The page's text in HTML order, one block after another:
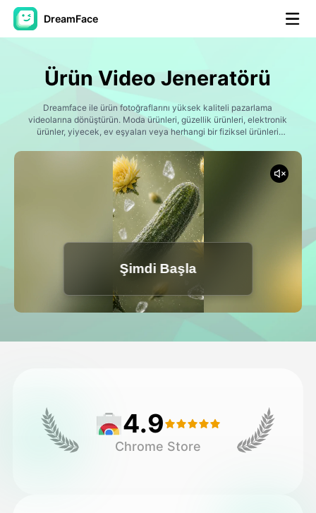
DreamFace
Yapay Zeka Araçları
Avatar Video
AI Video
Tüm araçları görüntüle
Şablonlar
Fotoğraf
Diğer Araçlar
Ürün Video Jeneratörü
Dreamface ile ürün fotoğraflarını yüksek kaliteli pazarlama
videolarına dönüştürün. Moda ürünleri, güzellik ürünleri, elektronik
ürünler, yiyecek, ev eşyaları veya herhangi bir fiziksel ürünleri
Ürün vitrinleri, yaşam tarzı reklamları, kutu açma sahneleri,
sinematik yakın çekimleri, etkileyiciler tarzı içerikleri ve katılımını
artırmak ve satışlarını artırmak için tasarlanmış sosyal medya
kampanyaları oluşturun.
Şimdi Başla
4.9
Chrome Store